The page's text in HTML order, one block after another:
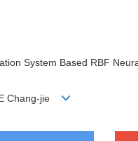
System Based RBF
Chang-jie